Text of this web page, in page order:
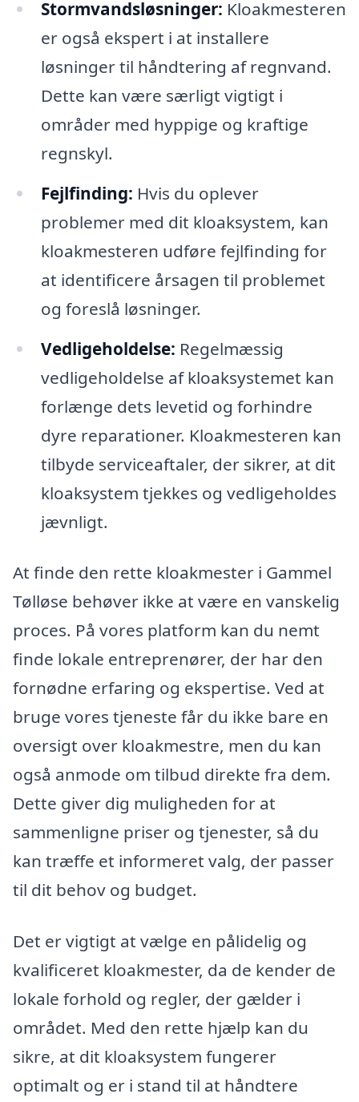
Stormvandsløsninger: Kloakmesteren
er også ekspert i at installere
løsninger til håndtering af regnvand.
Dette kan være særligt vigtigt i
områder med hyppige og kraftige
regnskyl.
Fejlfinding: Hvis du oplever
problemer med dit kloaksystem, kan
kloakmesteren udføre fejlfinding for
at identificere årsagen til problemet
og foreslå løsninger.
Vedligeholdelse: Regelmæssig
vedligeholdelse af kloaksystemet kan
forlænge dets levetid og forhindre
dyre reparationer. Kloakmesteren kan
tilbyde serviceaftaler, der sikrer, at dit
kloaksystem tjekkes og vedligeholdes
jævnligt.
At finde den rette kloakmester i Gammel
Tølløse behøver ikke at være en vanskelig
proces. På vores platform kan du nemt
finde lokale entreprenører, der har den
fornødne erfaring og ekspertise. Ved at
bruge vores tjeneste får du ikke bare en
oversigt over kloakmestre, men du kan
også anmode om tilbud direkte fra dem.
Dette giver dig muligheden for at
sammenligne priser og tjenester, så du
kan træffe et informeret valg, der passer
til dit behov og budget.
Det er vigtigt at vælge en pålidelig og
kvalificeret kloakmester, da de kender de
lokale forhold og regler, der gælder i
området. Med den rette hjælp kan du
sikre, at dit kloaksystem fungerer
optimalt og er i stand til at håndtere